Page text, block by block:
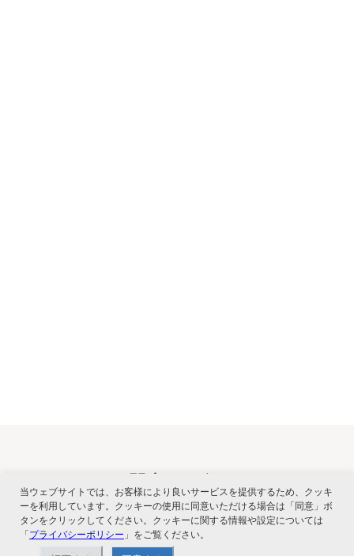
当ウェブサイトでは、お客様により良いサービスを提供するため、クッキ
ーを利用しています。クッキーの使用に同意いただける場合は「同意」ボ
タンをクリックしてください。クッキーに関する情報や設定については
「プライバシーポリシー 」をご覧ください。